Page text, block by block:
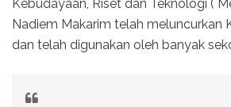
Kebudayaan, Riset dan Teknologi (
Nadiem Makarim telah meluncurkan
dan telah digunakan oleh banyak